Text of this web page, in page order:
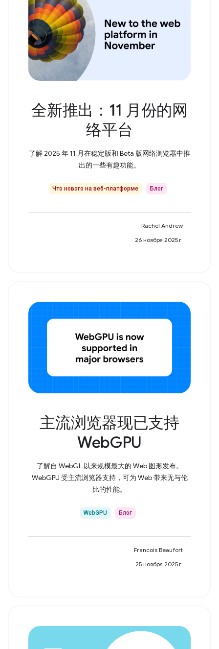
全新推出：11 月份的网
络平台
了解 2025 年 11 月在稳定版和 Beta 版网络浏览器中推
出的一些有趣功能。
Что нового на веб-платформе Блог
Rachel Andrew
26 ноября 2025 г.
主流浏览器现已支持
WebGPU
了解自 WebGL 以来规模最大的 Web 图形发布。
WebGPU 受主流浏览器支持，可为 Web 带来无与伦
比的性能。
WebGPU Блог
Francois Beaufort
25 ноября 2025 г.